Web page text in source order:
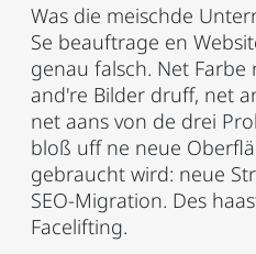
Was die meischde
Se beauftrage en
genau falsch. Net Farbe
and're Bilder druff, net
net aans von de drei
bloß uff ne neue
gebraucht wird: neue
SEO-Migration. Des
Facelifting.